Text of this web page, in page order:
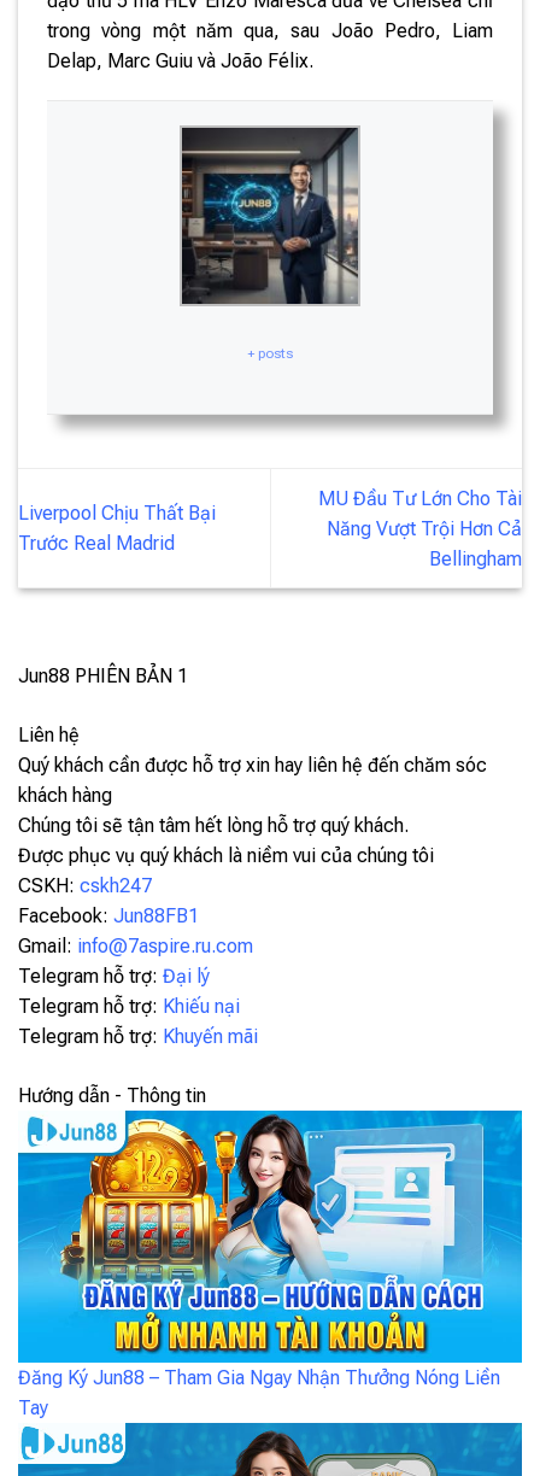
trong vòng một năm qua, sau João Pedro, Liam
Delap, Marc Guiu và João Félix.
+ posts
Liverpool Chịu Thất Bại
Trước Real Madrid
MU Đầu Tư Lớn Cho Tài
Năng Vượt Trội Hơn Cả
Bellingham
Jun88 PHIÊN BẢN 1
Liên hệ
Quý khách cần được hỗ trợ xin hay liên hệ đến chăm sóc
khách hàng
Chúng tôi sẽ tận tâm hết lòng hỗ trợ quý khách.
Được phục vụ quý khách là niềm vui của chúng tôi
CSKH: cskh247
Facebook: Jun88FB1
Gmail: info@7aspire.ru.com
Telegram hỗ trợ: Đại lý
Telegram hỗ trợ: Khiếu nại
Telegram hỗ trợ: Khuyến mãi
Hướng dẫn - Thông tin
Đăng Ký Jun88 – Tham Gia Ngay Nhận Thưởng Nóng Liền
Tay